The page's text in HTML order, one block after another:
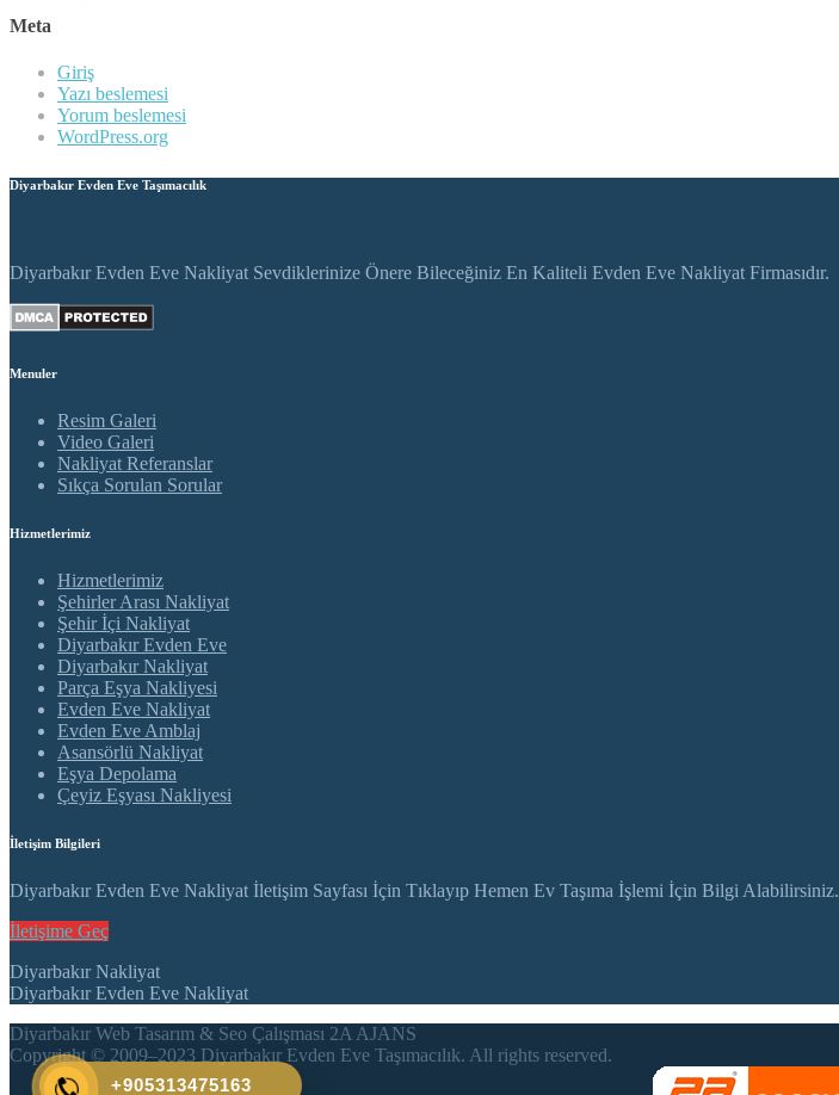
Meta
Giriş
Yazı beslemesi
Yorum beslemesi
WordPress.org
Diyarbakır Evden Eve Taşımacılık
Diyarbakır Evden Eve Nakliyat Sevdiklerinize Önere Bileceğiniz En Kaliteli Evden Eve Nakliyat Firmasıdır.
Menuler
Resim Galeri
Video Galeri
Nakliyat Referanslar
Sıkça Sorulan Sorular
Hizmetlerimiz
Hizmetlerimiz
Şehirler Arası Nakliyat
Şehir İçi Nakliyat
Diyarbakır Evden Eve
Diyarbakır Nakliyat
Parça Eşya Nakliyesi
Evden Eve Nakliyat
Evden Eve Amblaj
Asansörlü Nakliyat
Eşya Depolama
Çeyiz Eşyası Nakliyesi
İletişim Bilgileri
Diyarbakır Evden Eve Nakliyat İletişim Sayfası İçin Tıklayıp Hemen Ev Taşıma İşlemi İçin Bilgi Alabilirsiniz.
İletişime Geç
Diyarbakır Nakliyat
Diyarbakır Evden Eve Nakliyat
Diyarbakır Web Tasarım & Seo Çalışması 2A AJANS
Copyright © 2009–2023 Diyarbakır Evden Eve Taşımacılık. All rights reserved.
+905313475163